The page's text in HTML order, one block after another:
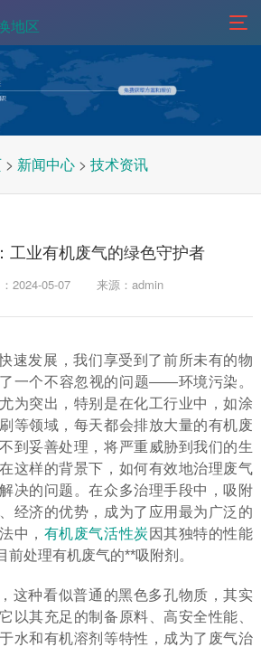
地区
> 新闻中心 > 技术资讯
工业有机废气的绿色守护者
2024-05-07 来源：admin
速发展，我们享受到了前所未有的物
一个不容忽视的问题——环境污染。
为突出，特别是在化工行业中，如涂
等领域，每天都会排放大量的有机废
到妥善处理，将严重威胁到我们的生
这样的背景下，如何有效地治理废气
决的问题。在众多治理手段中，吸附
经济的优势，成为了应用最为广泛的
中， 有机废气活性炭 因其独特的性能
处理有机废气的**吸附剂。
，这种看似普通的黑色多孔物质，其实
以其充足的制备原料、高安全性能、
水和有机溶剂等特性，成为了废气治